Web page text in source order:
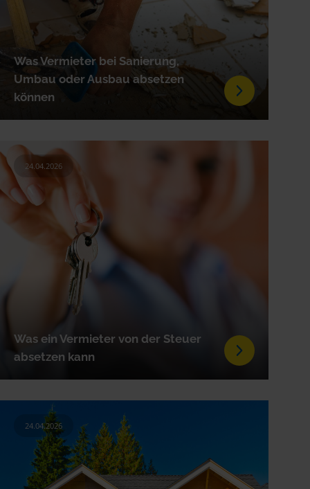
Was Vermieter bei Sanierung,
Umbau oder Ausbau absetzen
können
Was ein Vermieter von der Steuer
absetzen kann
24.04.2026
24.04.2026